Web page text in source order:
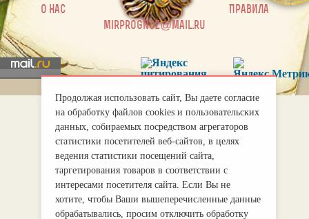
О нас |
Правила
mirprognoz@mail.ru
Продолжая использовать сайт, Вы даете согласие
на обработку файлов cookies и пользовательских
данных, собираемых посредством агрегаторов
статистики посетителей веб-сайтов, в целях
ведения статистики посещений сайта,
таргетирования товаров в соответствии с
интересами посетителя сайта. Если Вы не
хотите, чтобы Ваши вышеперечисленные данные
обрабатывались, просим отключить обработку